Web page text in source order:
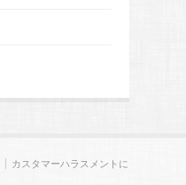
カスタマーハラスメントに